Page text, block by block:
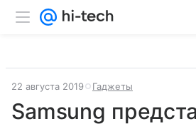
22 августа 2019 Гаджеты
Samsung